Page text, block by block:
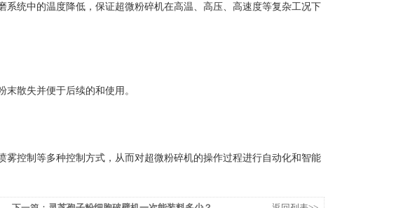
统中的温度降低，保证超微粉碎机在高温、高压、高速度等复杂工况下
散失并便于后续的和使用。
控制等多种控制方式，从而对超微粉碎机的操作过程进行自动化和智能